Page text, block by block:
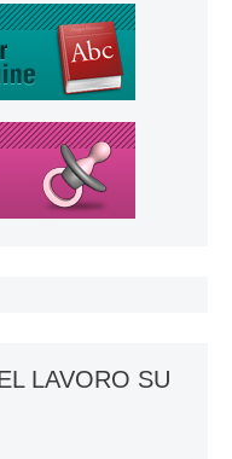
LAVORO SU